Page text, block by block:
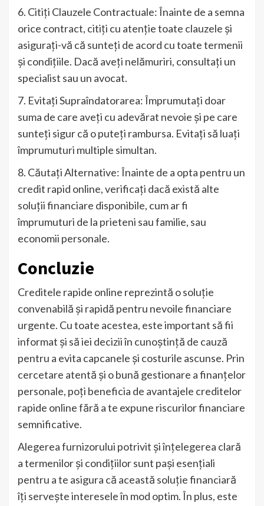
6. Citiți Clauzele Contractuale: Înainte de a semna
orice contract, citiți cu atenție toate clauzele și
asigurați-vă că sunteți de acord cu toate termenii
și condițiile. Dacă aveți nelămuriri, consultați un
specialist sau un avocat.
7. Evitați Supraîndatorarea: Împrumutați doar
suma de care aveți cu adevărat nevoie și pe care
sunteți sigur că o puteți rambursa. Evitați să luați
împrumuturi multiple simultan.
8. Căutați Alternative: Înainte de a opta pentru un
credit rapid online, verificați dacă există alte
soluții financiare disponibile, cum ar fi
împrumuturi de la prieteni sau familie, sau
economii personale.
Concluzie
Creditele rapide online reprezintă o soluție
convenabilă și rapidă pentru nevoile financiare
urgente. Cu toate acestea, este important să fii
informat și să iei decizii în cunoștință de cauză
pentru a evita capcanele și costurile ascunse. Prin
cercetare atentă și o bună gestionare a finanțelor
personale, poți beneficia de avantajele creditelor
rapide online fără a te expune riscurilor financiare
semnificative.
Alegerea furnizorului potrivit și înțelegerea clară
a termenilor și condițiilor sunt pași esențiali
pentru a te asigura că această soluție financiară
îți servește interesele în mod optim. În plus, este